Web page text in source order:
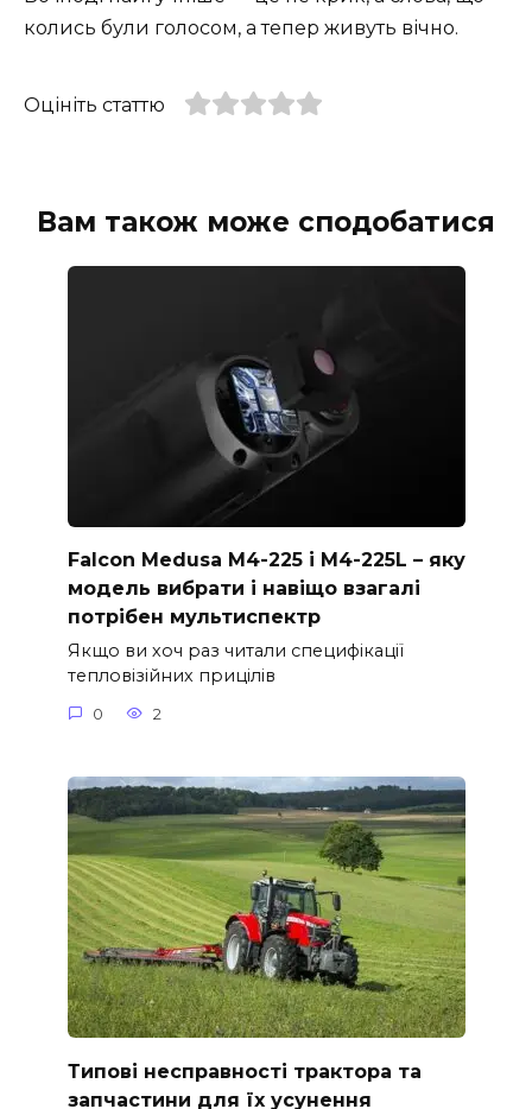
колись були голосом, а тепер живуть вічно.
Оцініть статтю
Вам також може сподобатися
Falcon Medusa M4-225 і M4-225L – яку
модель вибрати і навіщо взагалі
потрібен мультиспектр
Якщо ви хоч раз читали специфікації
тепловізійних прицілів
0 2
Типові несправності трактора та
запчастини для їх усунення